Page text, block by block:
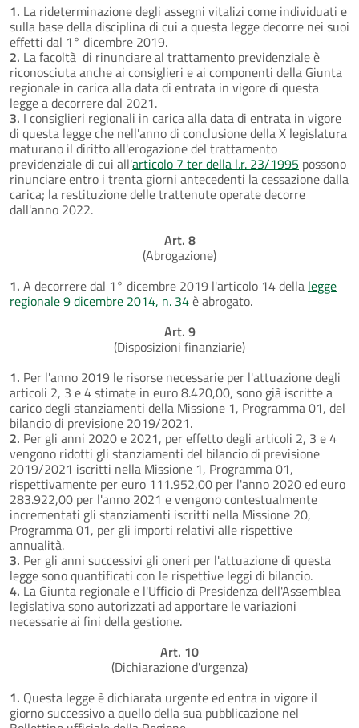
1. La rideterminazione degli assegni vitalizi come individuati e
sulla base della disciplina di cui a questa legge decorre nei suoi
effetti dal 1° dicembre 2019.
2. La facoltà di rinunciare al trattamento previdenziale è
riconosciuta anche ai consiglieri e ai componenti della Giunta
regionale in carica alla data di entrata in vigore di questa
legge a decorrere dal 2021.
3. I consiglieri regionali in carica alla data di entrata in vigore
di questa legge che nell'anno di conclusione della X legislatura
maturano il diritto all'erogazione del trattamento
previdenziale di cui all'articolo 7 ter della l.r. 23/1995 possono
rinunciare entro i trenta giorni antecedenti la cessazione dalla
carica; la restituzione delle trattenute operate decorre
dall'anno 2022.
Art. 8
(Abrogazione)
1. A decorrere dal 1° dicembre 2019 l'articolo 14 della legge
regionale 9 dicembre 2014, n. 34è abrogato.
Art. 9
(Disposizioni finanziarie)
1. Per l'anno 2019 le risorse necessarie per l'attuazione degli
articoli 2, 3 e 4 stimate in euro 8.420,00, sono già iscritte a
carico degli stanziamenti della Missione 1, Programma 01, del
bilancio di previsione 2019/2021.
2. Per gli anni 2020 e 2021, per effetto degli articoli 2, 3 e 4
vengono ridotti gli stanziamenti del bilancio di previsione
2019/2021 iscritti nella Missione 1, Programma 01,
rispettivamente per euro 111.952,00 per l'anno 2020 ed euro
283.922,00 per l'anno 2021 e vengono contestualmente
incrementati gli stanziamenti iscritti nella Missione 20,
Programma 01, per gli importi relativi alle rispettive
annualità.
3. Per gli anni successivi gli oneri per l'attuazione di questa
legge sono quantificati con le rispettive leggi di bilancio.
4. La Giunta regionale e l'Ufficio di Presidenza dell'Assemblea
legislativa sono autorizzati ad apportare le variazioni
necessarie ai fini della gestione.
Art. 10
(Dichiarazione d'urgenza)
1. Questa legge è dichiarata urgente ed entra in vigore il
giorno successivo a quello della sua pubblicazione nel